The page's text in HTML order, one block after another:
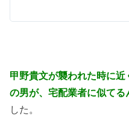
甲野貴文が襲われた時に
の男が、宅配業者に似て
した。